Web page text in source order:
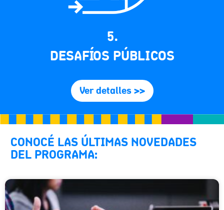
5.
DESAFÍOS PÚBLICOS
Ver detalles >>
CONOCÉ LAS ÚLTIMAS NOVEDADES
DEL PROGRAMA: